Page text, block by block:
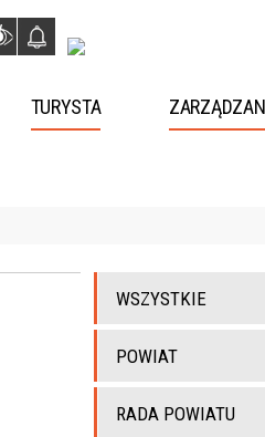
TURYSTA
WSZYSTKIE
POWIAT
RADA POWIATU